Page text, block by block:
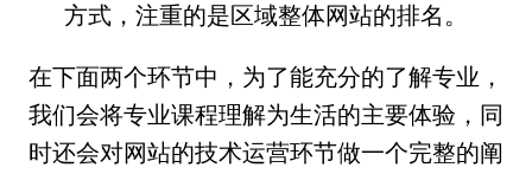
方式，注重的是区域整体网站的排名。
在下面两个环节中，为了能充分的了解专业，
我们会将专业课程理解为生活的主要体验，同
时还会对网站的技术运营环节做一个完整的阐